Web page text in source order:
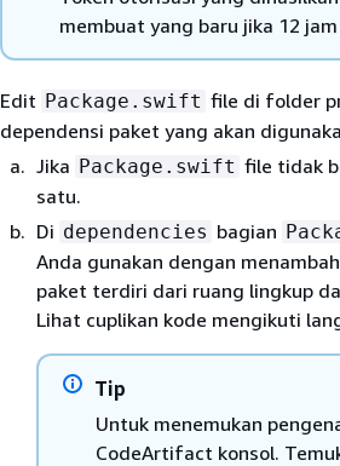
membuat yang baru jika 12
Edit Package.swift file di folder
dependensi paket yang akan
Jika Package.swift file tidak
satu.
Di dependencies bagian
Anda gunakan dengan
paket terdiri dari ruang lingkup
Lihat cuplikan kode mengikuti
Tip
Untuk menemukan
CodeArtifact konsol.